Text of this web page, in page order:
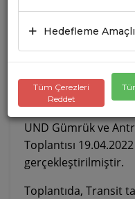
UND Gümrük ve
Toplantısı
gerçekleştirilmiştir.
Toplantıda, Transit
Hedefleme
Tüm Çerezleri
Reddet